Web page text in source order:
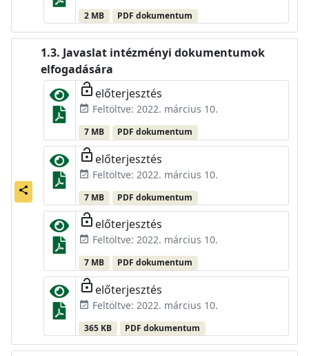
2 MB PDF dokumentum
share
Javaslat intézményi dokumentumok
elfogadására
lock_open előterjesztés
event_available Feltöltve: 2022. március 10.
7 MB PDF dokumentum
lock_open előterjesztés
event_available Feltöltve: 2022. március 10.
7 MB PDF dokumentum
lock_open előterjesztés
event_available Feltöltve: 2022. március 10.
7 MB PDF dokumentum
lock_open előterjesztés
event_available Feltöltve: 2022. március 10.
365 KB PDF dokumentum